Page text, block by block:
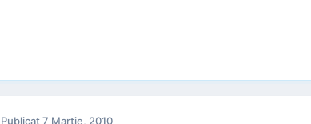
Publicat7 Martie, 2010